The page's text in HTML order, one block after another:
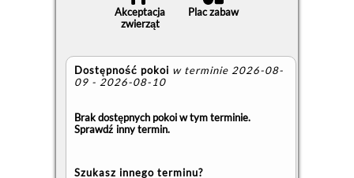
Akceptacja
zwierząt
Plac zabaw
Dostępność pokoi w terminie 2026-08-
09 - 2026-08-10
Brak dostępnych pokoi w tym terminie.
Sprawdź inny termin.
Szukasz innego terminu?